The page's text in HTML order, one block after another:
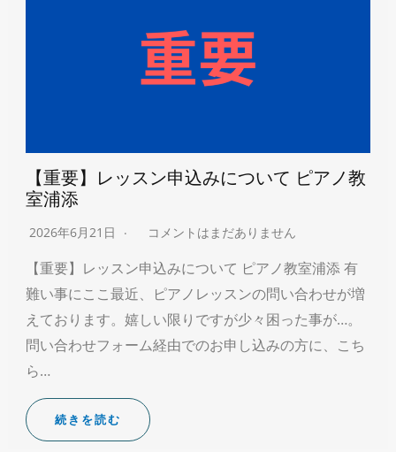
【重要】レッスン申込みについて ピアノ教
室浦添
2026年6月21日 コメントはまだありません
【重要】レッスン申込みについて ピアノ教室浦添 有
難い事にここ最近、ピアノレッスンの問い合わせが増
えております。嬉しい限りですが少々困った事が…。
問い合わせフォーム経由でのお申し込みの方に、こち
ら…
続きを読む